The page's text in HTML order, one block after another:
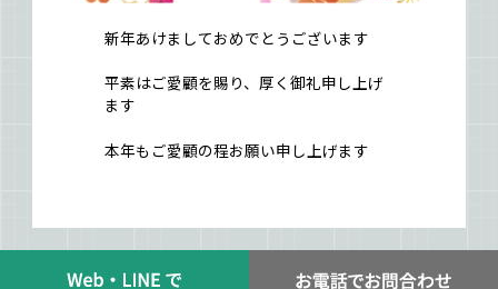
新年あけましておめでとうございます
平素はご愛顧を賜り、厚く御礼申し上げ
ます
本年もご愛顧の程お願い申し上げます